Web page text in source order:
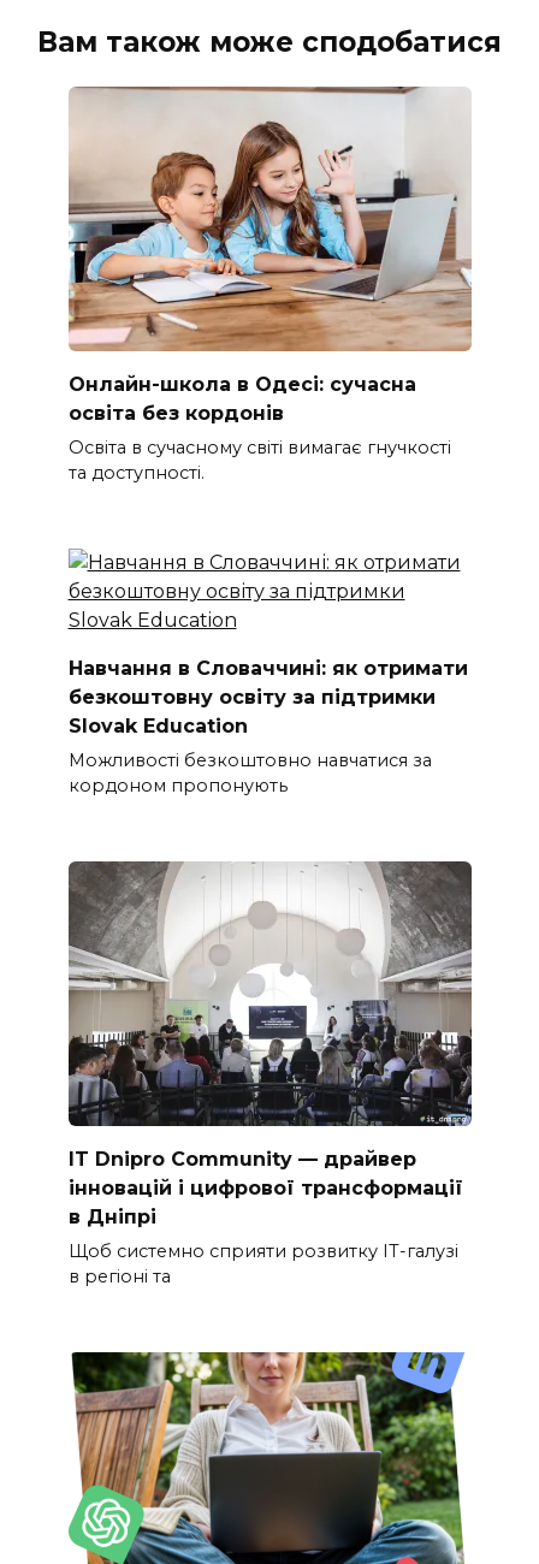
Вам також може сподобатися
Онлайн-школа в Одесі: сучасна
освіта без кордонів
Освіта в сучасному світі вимагає гнучкості
та доступності.
Навчання в Словаччині: як отримати
безкоштовну освіту за підтримки
Slovak Education
Можливості безкоштовно навчатися за
кордоном пропонують
IT Dnipro Community — драйвер
інновацій і цифрової трансформації
в Дніпрі
Щоб системно сприяти розвитку ІТ-галузі
в регіоні та